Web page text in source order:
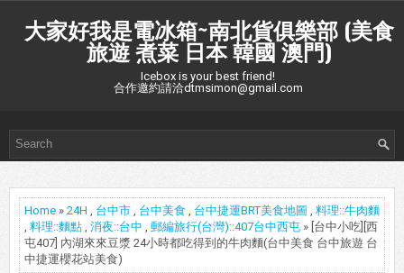
大家好我是電冰箱~南北貨俱樂部 (美食
旅遊 煮菜 日本 韓國 澳門)
Icebox is your best friend!
合作邀約請洽dtmsimon@gmail.com
Home » 24H , 台中市 , 台中美食 , 台中捷運BRT美食地圖 , 料理::牛肉麵
, 料理::麵點 , 消夜::台中 , 郵編旅行(台灣)::407台中西屯 » [台中小吃][西
屯407] 內湖來來豆漿 24小時都吃得到的牛肉麵(台中美食 台中旅遊 台
中捷運櫻花站美食)